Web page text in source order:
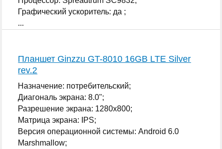
Графический ускоритель: да ;
...
Планшет Ginzzu GT-8010 16GB LTE Silver
rev.2
Назначение: потребительский;
Диагональ экрана: 8.0";
Разрешение экрана: 1280x800;
Матрица экрана: IPS;
Версия операционной системы: Android 6.0
Marshmallow;